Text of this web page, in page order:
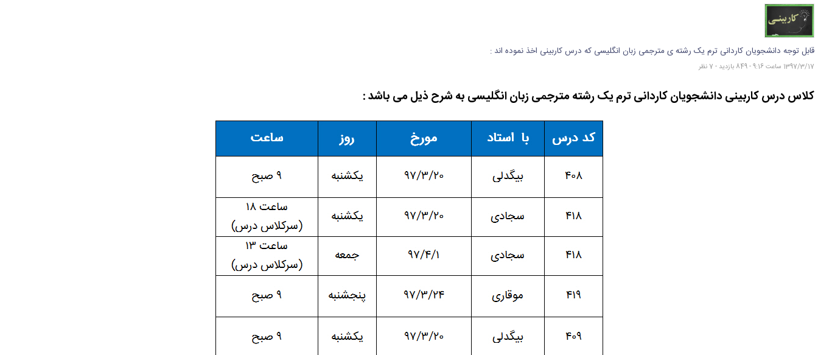
قابل توجه دانشجویان کاردانی ترم یک رشته ی مترجمی زبان انگلیسی که درس کاربینی اخذ نموده اند :
1397/3/17 ساعت 9:16 - 849 بازدید - 7 نظر
کلاس درس کاربینی دانشجویان کاردانی ترم یک رشته مترجمی زبان انگلیسی به شرح ذیل می باشد :